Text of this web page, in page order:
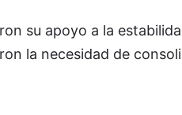
su apoyo a la
la necesidad de